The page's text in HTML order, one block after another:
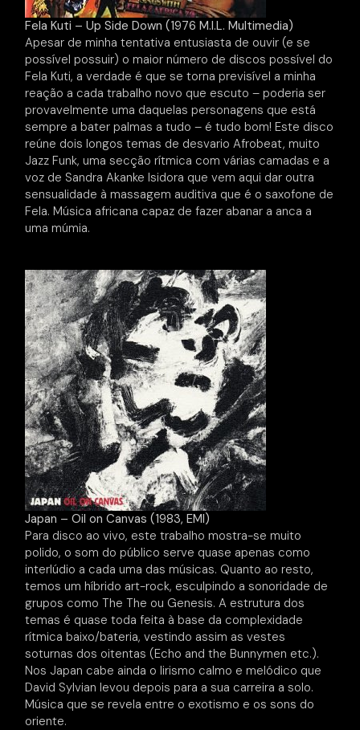
Fela Kuti – Up Side Down (1976 M.I.L. Multimedia)
Apesar de minha tentativa entusiasta de ouvir (e se
possível possuir) o maior número de discos possível do
Fela Kuti, a verdade é que se torna previsível a minha
reação a cada trabalho novo que escuto – poderia ser
provavelmente uma daquelas personagens que está
sempre a bater palmas a tudo – é tudo bom! Este disco
reúne dois longos temas de desvario Afrobeat, muito
Jazz Funk, uma secção rítmica com várias camadas e a
voz de Sandra Akanke Isidora que vem aqui dar outra
sensualidade à massagem auditiva que é o saxofone de
Fela. Música africana capaz de fazer abanar a anca a
uma múmia.
Japan – Oil on Canvas (1983, EMI)
Para disco ao vivo, este trabalho mostra-se muito
polido, o som do público serve quase apenas como
interlúdio a cada uma das músicas. Quanto ao resto,
temos um híbrido art-rock, esculpindo a sonoridade de
grupos como The The ou Genesis. A estrutura dos
temas é quase toda feita à base da complexidade
rítmica baixo/bateria, vestindo assim as vestes
soturnas dos oitentas (Echo and the Bunnymen etc.).
Nos Japan cabe ainda o lirismo calmo e melódico que
David Sylvian levou depois para a sua carreira a solo.
Música que se revela entre o exotismo e os sons do
oriente.